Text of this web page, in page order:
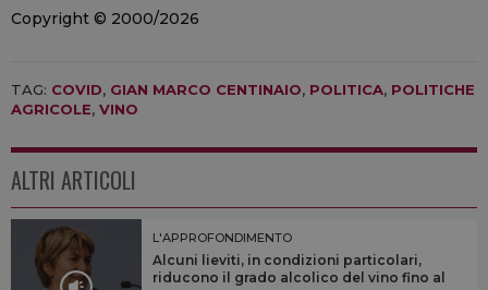
Copyright © 2000/2026
TAG: COVID, GIAN MARCO CENTINAIO, POLITICA, POLITICHE
AGRICOLE, VINO
ALTRI ARTICOLI
L'APPROFONDIMENTO
Alcuni lieviti, in condizioni particolari,
riducono il grado alcolico del vino fino al